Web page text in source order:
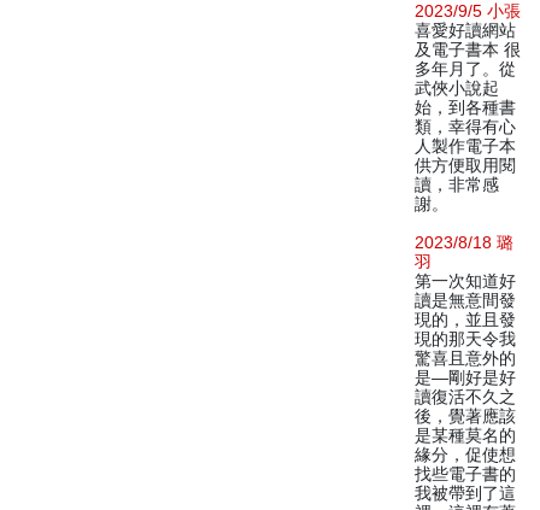
2023/9/5 小張
喜愛好讀網站
及電子書本 很
多年月了。從
武俠小說起
始，到各種書
類，幸得有心
人製作電子本
供方便取用閱
讀，非常感
謝。
2023/8/18 璐
羽
第一次知道好
讀是無意間發
現的，並且發
現的那天令我
驚喜且意外的
是—剛好是好
讀復活不久之
後，覺著應該
是某種莫名的
緣分，促使想
找些電子書的
我被帶到了這